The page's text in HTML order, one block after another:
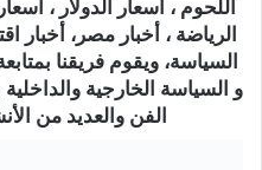
اللحوم ، أسعار الدولار ،
الرياضة ، أخبار مصر، أخبار
السياسة، ويقوم فريقنا
و السياسة الخارجية
الفن والعديد من